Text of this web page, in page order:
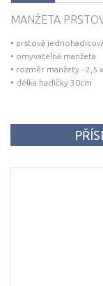
MANŽETA
• prstová
• omyvatelná manžeta
• rozměr manžety - 2,5
• délka hadičky 30cm